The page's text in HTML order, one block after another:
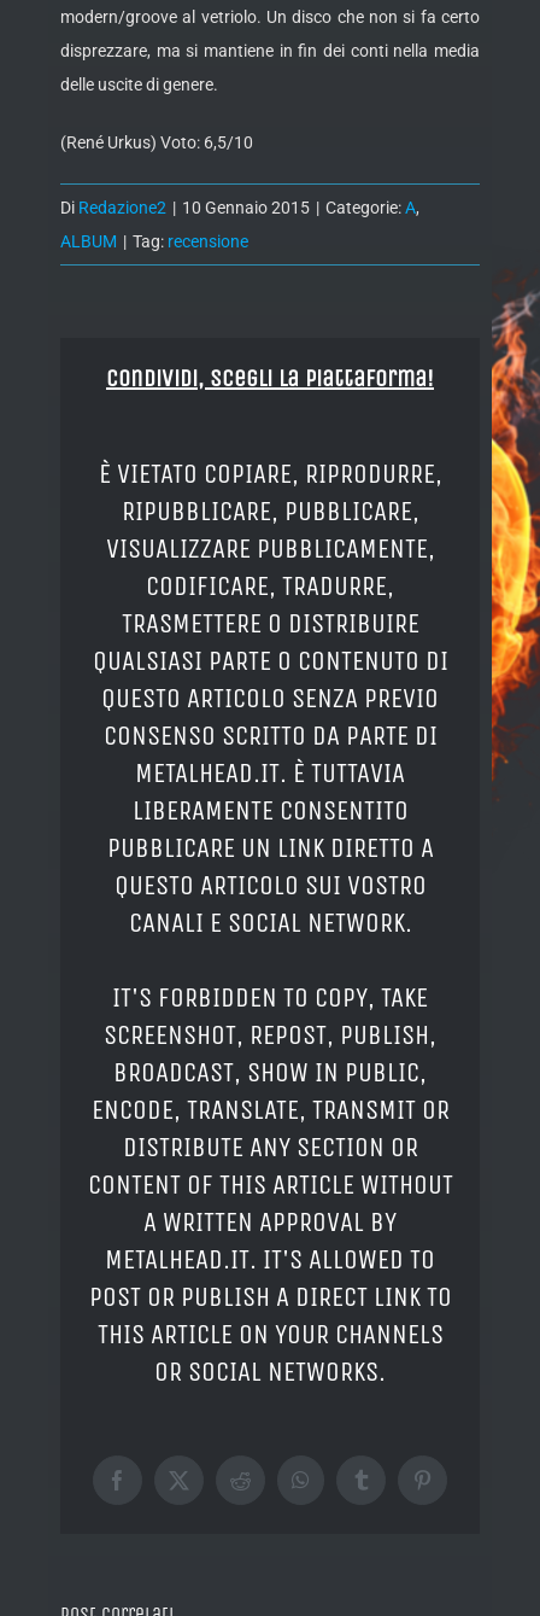
modern/groove al vetriolo. Un disco che non si fa certo
disprezzare, ma si mantiene in fin dei conti nella media
delle uscite di genere.
(René Urkus) Voto: 6,5/10
Di Redazione2 | 10 Gennaio 2015 | Categorie:A,
ALBUM | Tag: recensione
Condividi, Scegli la piattaforma!
È VIETATO COPIARE, RIPRODURRE,
RIPUBBLICARE, PUBBLICARE,
VISUALIZZARE PUBBLICAMENTE,
CODIFICARE, TRADURRE,
TRASMETTERE O DISTRIBUIRE
QUALSIASI PARTE O CONTENUTO DI
QUESTO ARTICOLO SENZA PREVIO
CONSENSO SCRITTO DA PARTE DI
METALHEAD.IT. È TUTTAVIA
LIBERAMENTE CONSENTITO
PUBBLICARE UN LINK DIRETTO A
QUESTO ARTICOLO SUI VOSTRO
CANALI E SOCIAL NETWORK.
IT'S FORBIDDEN TO COPY, TAKE
SCREENSHOT, REPOST, PUBLISH,
BROADCAST, SHOW IN PUBLIC,
ENCODE, TRANSLATE, TRANSMIT OR
DISTRIBUTE ANY SECTION OR
CONTENT OF THIS ARTICLE WITHOUT
A WRITTEN APPROVAL BY
METALHEAD.IT. IT'S ALLOWED TO
POST OR PUBLISH A DIRECT LINK TO
THIS ARTICLE ON YOUR CHANNELS
OR SOCIAL NETWORKS.
Facebook
X RedditWhatsAppTumblrPinterest